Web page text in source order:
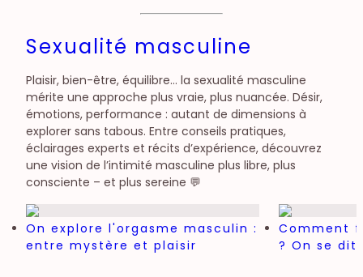
Sexualité masculine
Plaisir, bien-être, équilibre… la sexualité masculine
mérite une approche plus vraie, plus nuancée. Désir,
émotions, performance : autant de dimensions à
explorer sans tabous. Entre conseils pratiques,
éclairages experts et récits d’expérience, découvrez
une vision de l’intimité masculine plus libre, plus
consciente – et plus sereine 💬
On explore l'orgasme masculin :
entre mystère et plaisir
Comment
? On se